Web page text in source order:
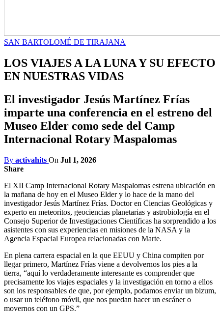
SAN BARTOLOMÉ DE TIRAJANA
LOS VIAJES A LA LUNA Y SU EFECTO
EN NUESTRAS VIDAS
El investigador Jesús Martínez Frías
imparte una conferencia en el estreno del
Museo Elder como sede del Camp
Internacional Rotary Maspalomas
By activahits On Jul 1, 2026
Share
El XII Camp Internacional Rotary Maspalomas estrena ubicación en
la mañana de hoy en el Museo Elder y lo hace de la mano del
investigador Jesús Martínez Frías. Doctor en Ciencias Geológicas y
experto en meteoritos, geociencias planetarias y astrobiología en el
Consejo Superior de Investigaciones Científicas ha sorprendido a los
asistentes con sus experiencias en misiones de la NASA y la
Agencia Espacial Europea relacionadas con Marte.
En plena carrera espacial en la que EEUU y China compiten por
llegar primero, Martínez Frías viene a devolvernos los pies a la
tierra, “aquí lo verdaderamente interesante es comprender que
precisamente los viajes espaciales y la investigación en torno a ellos
son los responsables de que, por ejemplo, podamos enviar un bizum,
o usar un teléfono móvil, que nos puedan hacer un escáner o
movernos con un GPS.”